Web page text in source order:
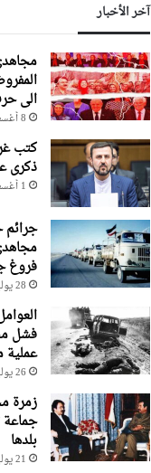
آخر الأخبار
الی
8 أغسطس 2026
کتب
ذکری
1 أغسطس 2026
جرائم
فروغ
28 يوليو 2026
فشل
26 يوليو 2026
زمرة
بلدها
21 يوليو 2026